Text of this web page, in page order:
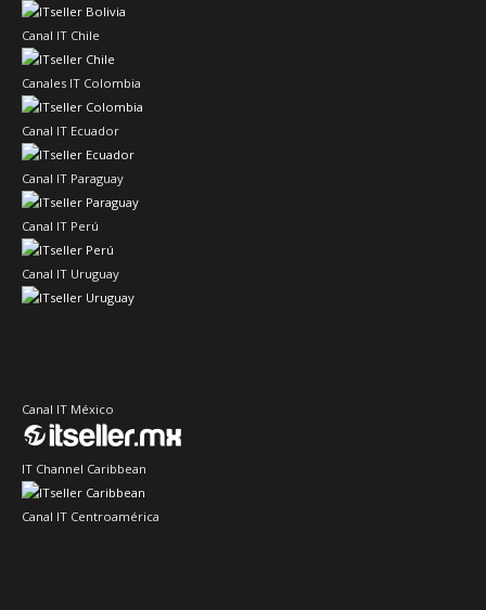
Canal IT Chile
Canales IT Colombia
Canal IT Ecuador
Canal IT Paraguay
Canal IT Perú
Canal IT Uruguay
Canal IT México
IT Channel Caribbean
Canal IT Centroamérica